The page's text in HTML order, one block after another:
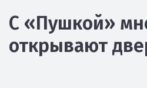
С «Пушкой»
открывают